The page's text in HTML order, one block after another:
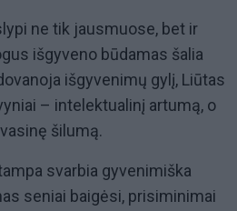
ne tik jausmuose, bet ir
išgyveno būdamas šalia
išgyvenimų gylį, Liūtas
– intelektualinį artumą, o
šilumą.
svarbia gyvenimiška
seniai baigėsi, prisiminimai